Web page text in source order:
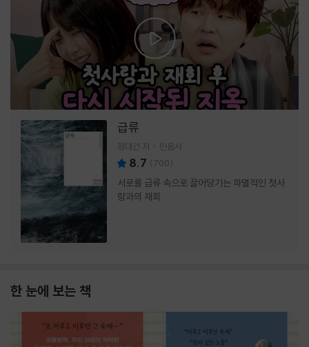
급류
정대건 저 민음사
8.7 (700)
서로를 급류 속으로 끌어당기는 파멸적인 첫사
랑과의 재회
한 눈에 보는 책